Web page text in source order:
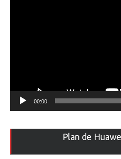
00:00
Plan de